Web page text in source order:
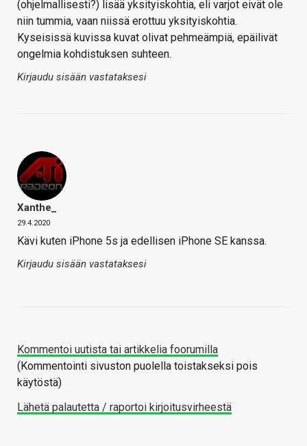
(ohjelmallisesti?) lisää yksityiskohtia, eli varjot eivät ole
niin tummia, vaan niissä erottuu yksityiskohtia.
Kyseisissä kuvissa kuvat olivat pehmeämpiä, epäilivät
ongelmia kohdistuksen suhteen.
Kirjaudu sisään vastataksesi
Xanthe_
29.4.2020
Kävi kuten iPhone 5s ja edellisen iPhone SE kanssa.
Kirjaudu sisään vastataksesi
Kommentoi uutista tai artikkelia foorumilla
(Kommentointi sivuston puolella toistakseksi pois
käytöstä)
Lähetä palautetta / raportoi kirjoitusvirheestä